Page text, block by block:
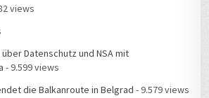
views
Datenschutz und NSA mit
- 9.599 views
die Balkanroute in Belgrad - 9.579 views